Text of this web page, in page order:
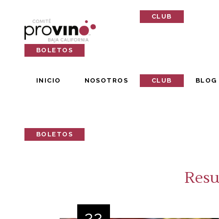
INICIO NOSOTROS CLUB BLOG
BOLETOS
CLUB
BOLETOS